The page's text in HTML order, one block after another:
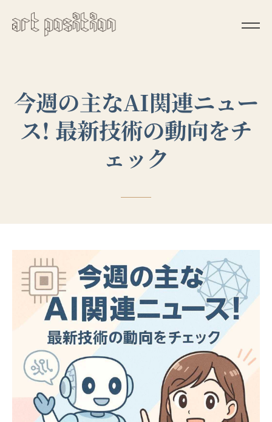
今週の主なAI関連ニュー
ス! 最新技術の動向をチ
ェック